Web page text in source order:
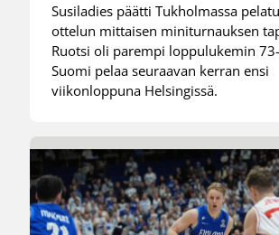
Susiladies päätti Tukholmassa
ottelun mittaisen miniturnauksen
Ruotsi oli parempi loppulukemin
Suomi pelaa seuraavan kerran ensi
viikonloppuna Helsingissä.